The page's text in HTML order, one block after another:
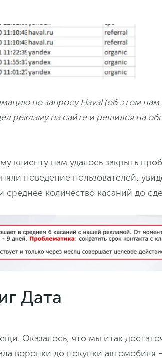
по запросу Haval (об этом нам
рекламу на сайте и решился на
клиенту нам удалось закрыть
поведение пользователей,
среднее количество касаний до
Дата
Оказалось, что мы итак
воронки до покупки